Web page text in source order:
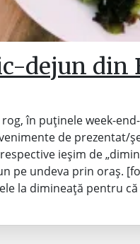
dejun din
în puținele week-
de prezentat/
ieșim de
pe undeva prin oraș.
la dimineață pentru